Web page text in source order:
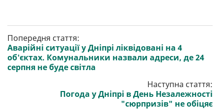
Попередня стаття:
Аварійні ситуації у Дніпрі ліквідовані на 4
об'єктах. Комунальники назвали адреси, де 24
серпня не буде світла
Наступна стаття:
Погода у Дніпрі в День Незалежності
"сюрпризів" не обіцяє